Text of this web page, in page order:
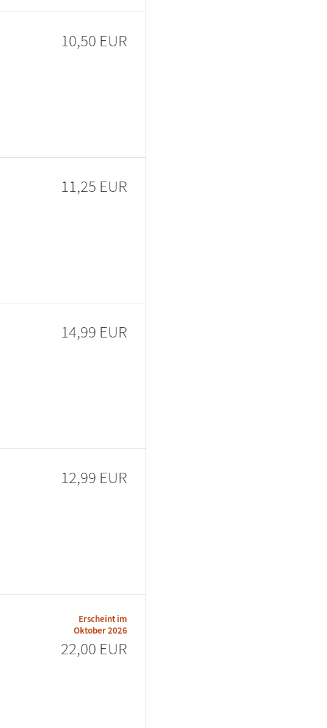
10,50 EUR
11,25 EUR
14,99 EUR
12,99 EUR
Erscheint im
Oktober 2026
22,00 EUR